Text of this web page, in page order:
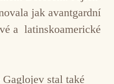
jak avantgardní
a latinskoamerické
stal také